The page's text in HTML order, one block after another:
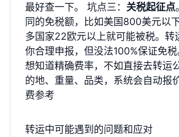
最好查一下。 坑点三： 关税起征点
同的免税额，比如美国800美元以
多国家22欧元以上就可能被税。转
你合理申报，但没法100%保证免税
想知道精确费率，不如直接去转运
的地、重量、品类，系统会自动报价
费参考
转运中可能遇到的问题和应对